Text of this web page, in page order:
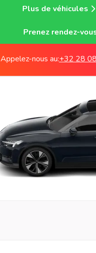
Plus de véhicules
Prenez rendez-
Appelez-nous au:+32 28